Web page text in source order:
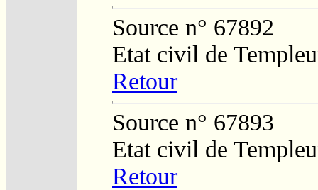
Source n° 67892
Etat civil de
Retour
Source n° 67893
Etat civil de
Retour